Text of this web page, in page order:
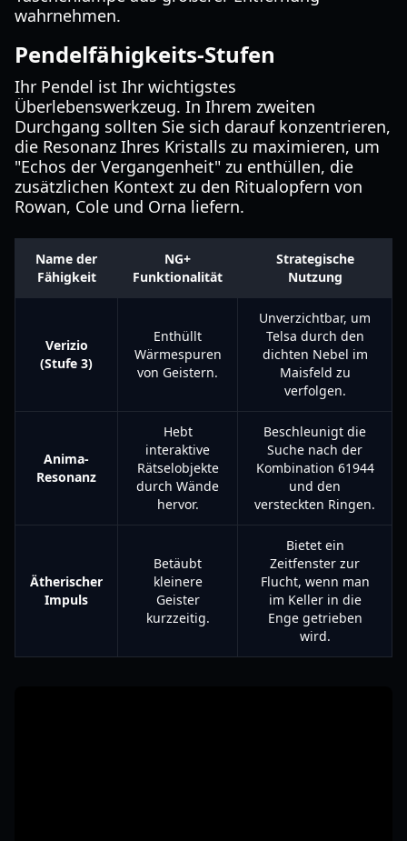
wahrnehmen.
Pendelfähigkeits-Stufen
Ihr Pendel ist Ihr wichtigstes
Überlebenswerkzeug. In Ihrem zweiten
Durchgang sollten Sie sich darauf konzentrieren,
die Resonanz Ihres Kristalls zu maximieren, um
"Echos der Vergangenheit" zu enthüllen, die
zusätzlichen Kontext zu den Ritualopfern von
Rowan, Cole und Orna liefern.
Name der
Fähigkeit
NG+
Funktionalität
Strategische
Nutzung
Verizio
(Stufe 3)
Enthüllt
Wärmespuren
von Geistern.
Unverzichtbar, um
Telsa durch den
dichten Nebel im
Maisfeld zu
verfolgen.
Anima-
Resonanz
Hebt
interaktive
Rätselobjekte
durch Wände
hervor.
Beschleunigt die
Suche nach der
Kombination 61944
und den
versteckten Ringen.
Ätherischer
Impuls
Betäubt
kleinere
Geister
kurzzeitig.
Bietet ein
Zeitfenster zur
Flucht, wenn man
im Keller in die
Enge getrieben
wird.